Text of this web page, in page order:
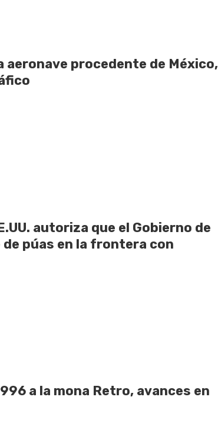
aeronave procedente de México,
autoriza que el Gobierno de
púas en la frontera con
a la mona Retro, avances en